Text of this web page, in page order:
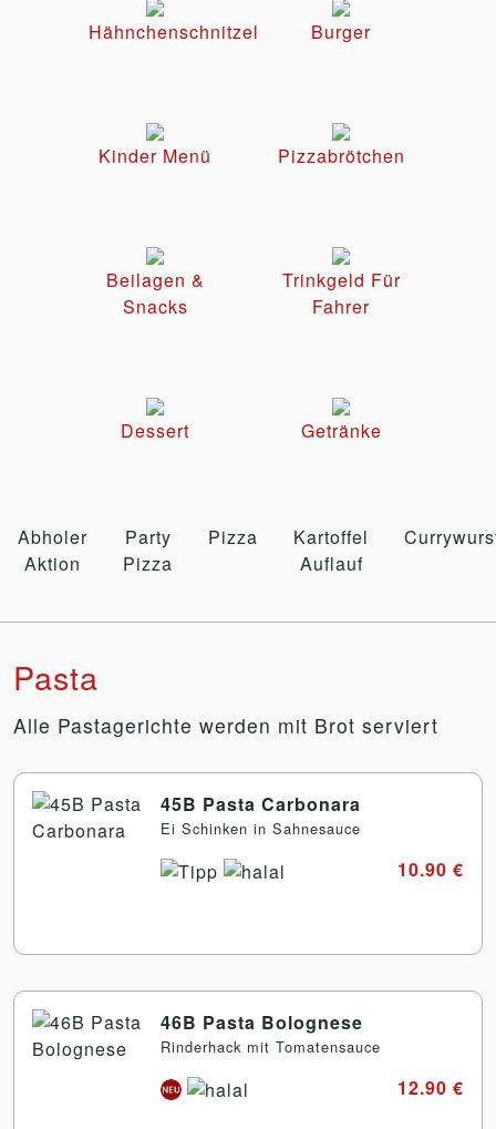
Hähnchenschnitzel Burger
Kinder Menü Pizzabrötchen
Beilagen &
Snacks
Trinkgeld Für
Fahrer
Dessert Getränke
Abholer
Aktion
Party
Pizza
Pizza
Kartoffel
Auflauf
Pasta
Alle Pastagerichte werden mit Brot serviert
45B Pasta Carbonara
Ei Schinken in Sahnesauce
10.90 €
46B Pasta Bolognese
Rinderhack mit Tomatensauce
12.90 €